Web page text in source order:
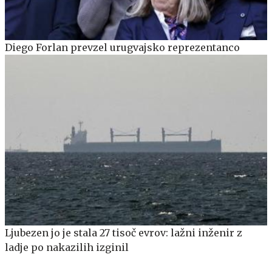
Diego Forlan prevzel urugvajsko reprezentanco
Ljubezen jo je stala 27 tisoč evrov: lažni inženir z
ladje po nakazilih izginil